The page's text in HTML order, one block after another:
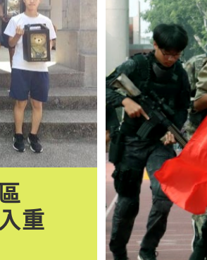
區
重
莊定祐
地球科